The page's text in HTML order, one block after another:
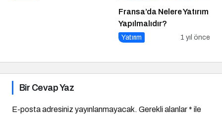
Fransa’da Nelere Yatırım
Yapılmalıdır?
Yatırım 1 yıl önce
Bir Cevap Yaz
E-posta adresiniz yayınlanmayacak. Gerekli alanlar* ile